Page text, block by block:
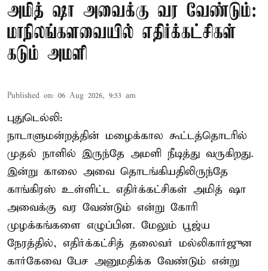
அமித் ஷா அவைக்கு வர வேண்டும்:
மாநிலங்களவையில் எதிர்க்கட்சிகள்
கடும் அமளி
Published on: 06 Aug 2026, 9:53 am
புதுடெல்லி:
நாடாளுமன்றத்தின் மழைக்கால கூட்டத்தொடரில்
முதல் நாளில் இருந்தே அமளி நீடித்து வருகிறது.
இன்று காலை அவை தொடங்கியதிலிருந்தே
காங்கிரஸ் உள்ளிட்ட எதிர்க்கட்சிகள் அமித் ஷா
அவைக்கு வர வேண்டும் என்று கோரி
முழக்கங்களை எழுப்பின. மேலும் பூஜ்ய
நேரத்தில், எதிர்க்கட்சித் தலைவர் மல்லிகார்ஜுன
கார்கேவை பேச அனுமதிக்க வேண்டும் என்று